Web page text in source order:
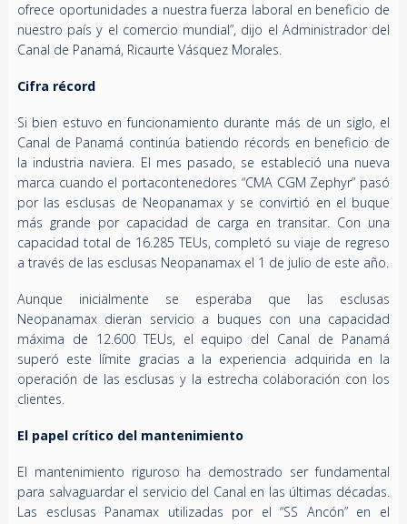
ofrece oportunidades a nuestra fuerza laboral en beneficio de
nuestro país y el comercio mundial”, dijo el Administrador del
Canal de Panamá, Ricaurte Vásquez Morales.
Cifra récord
Si bien estuvo en funcionamiento durante más de un siglo, el
Canal de Panamá continúa batiendo récords en beneficio de
la industria naviera. El mes pasado, se estableció una nueva
marca cuando el portacontenedores “CMA CGM Zephyr” pasó
por las esclusas de Neopanamax y se convirtió en el buque
más grande por capacidad de carga en transitar. Con una
capacidad total de 16.285 TEUs, completó su viaje de regreso
a través de las esclusas Neopanamax el 1 de julio de este año.
Aunque inicialmente se esperaba que las esclusas
Neopanamax dieran servicio a buques con una capacidad
máxima de 12.600 TEUs, el equipo del Canal de Panamá
superó este límite gracias a la experiencia adquirida en la
operación de las esclusas y la estrecha colaboración con los
clientes.
El papel crítico del mantenimiento
El mantenimiento riguroso ha demostrado ser fundamental
para salvaguardar el servicio del Canal en las últimas décadas.
Las esclusas Panamax utilizadas por el “SS Ancón” en el